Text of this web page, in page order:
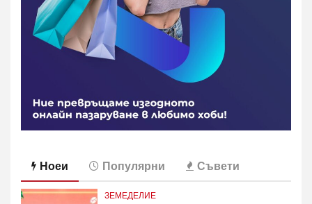
Ноеи Популярни Съвети
ЗЕМЕДЕЛИЕ